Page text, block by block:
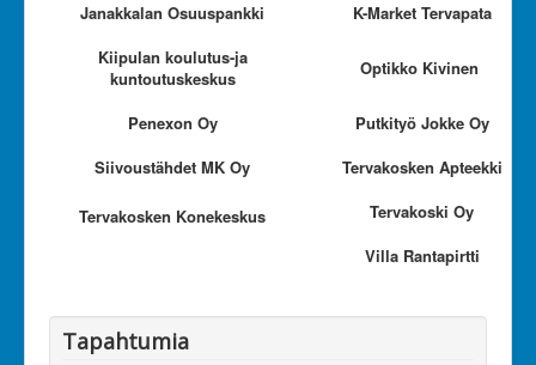
Liity jäseneksi
Olet tässä: JanRU Tue toimintaamme
Janakkalan Osuuspankki
K-Market Tervapata
Kiipulan koulutus-ja
kuntoutuskeskus
Optikko Kivinen
Penexon Oy
Putkityö Jokke Oy
Siivoustähdet MK Oy
Tervakosken Apteekki
Tervakosken Konekeskus
Tervakoski Oy
Villa Rantapirtti
Tapahtumia